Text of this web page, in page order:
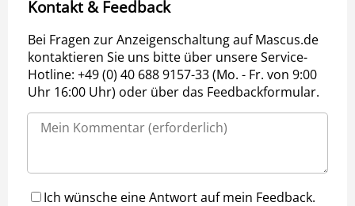
Kontakt & Feedback
Bei Fragen zur Anzeigenschaltung auf Mascus.de
kontaktieren Sie uns bitte über unsere Service-
Hotline: +49 (0) 40 688 9157-33 (Mo. - Fr. von 9:00
Uhr 16:00 Uhr) oder über das Feedbackformular.
Ich wünsche eine Antwort auf mein Feedback.